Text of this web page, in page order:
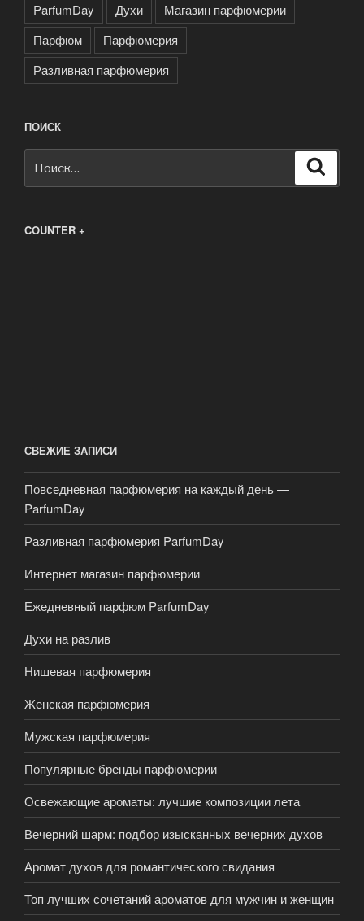
ParfumDay Духи
Магазин парфюмерии
Парфюм
Парфюмерия
Разливная парфюмерия
ПОИСК
COUNTER +
СВЕЖИЕ ЗАПИСИ
Повседневная парфюмерия на каждый день —
ParfumDay
Разливная парфюмерия ParfumDay
Интернет магазин парфюмерии
Ежедневный парфюм ParfumDay
Духи на разлив
Нишевая парфюмерия
Женская парфюмерия
Мужская парфюмерия
Популярные бренды парфюмерии
Освежающие ароматы: лучшие композиции лета
Вечерний шарм: подбор изысканных вечерних духов
Аромат духов для романтического свидания
Топ лучших сочетаний ароматов для мужчин и женщин